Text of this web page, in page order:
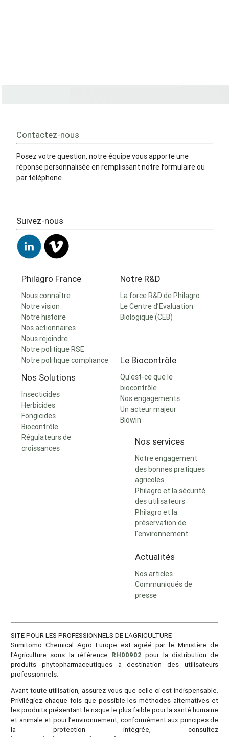
Contactez-nous
Posez votre question, notre équipe vous apporte une
réponse personnalisée en remplissant notre formulaire ou
par téléphone.
Suivez-nous
Philagro France
Nous connaître
Notre vision
Notre histoire
Nos actionnaires
Nous rejoindre
Notre politique RSE
Notre politique compliance
Nos Solutions
Insecticides
Herbicides
Fongicides
Biocontrôle
Régulateurs de
croissances
Notre R&D
La force R&D de Philagro
Le Centre d’Evaluation
Biologique (CEB)
Le Biocontrôle
Qu'est-ce que le
biocontrôle
Nos engagements
Un acteur majeur
Biowin
Nos services
Notre engagement
des bonnes pratiques
agricoles
Philagro et la sécurité
des utilisateurs
Philagro et la
préservation de
l'environnement
Actualités
Nos articles
Communiqués de
presse
SITE POUR LES PROFESSIONNELS DE L'AGRICULTURE
Sumitomo Chemical Agro Europe est agréé par le Ministère de
l'Agriculture sous la référence RH00902 pour la distribution de
produits phytopharmaceutiques à destination des utilisateurs
professionnels.
Avant toute utilisation, assurez-vous que celle-ci est indispensable.
Privilégiez chaque fois que possible les méthodes alternatives et
les produits présentant le risque le plus faible pour la santé humaine
et animale et pour l’environnement, conformément aux principes de
la protection intégrée, consultez